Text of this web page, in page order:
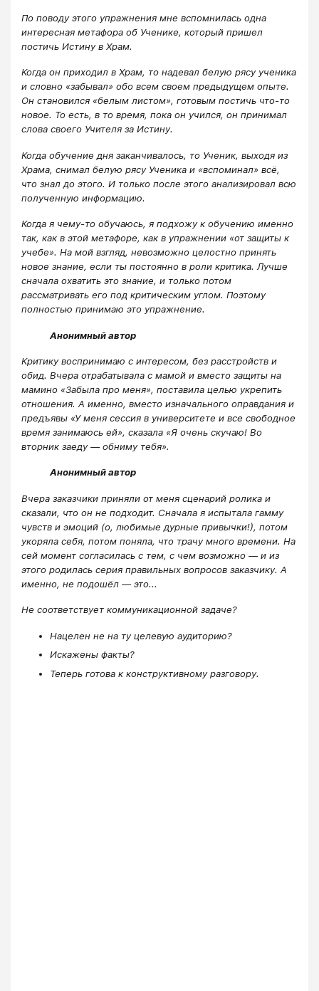
По поводу этого упражнения мне вспомнилась одна
интересная метафора об Ученике, который пришел
постичь Истину в Храм.
Когда он приходил в Храм, то надевал белую рясу ученика
и словно «забывал» обо всем своем предыдущем опыте.
Он становился «белым листом», готовым постичь что-то
новое. То есть, в то время, пока он учился, он принимал
слова своего Учителя за Истину.
Когда обучение дня заканчивалось, то Ученик, выходя из
Храма, снимал белую рясу Ученика и «вспоминал» всё,
что знал до этого. И только после этого анализировал всю
полученную информацию.
Когда я чему-то обучаюсь, я подхожу к обучению именно
так, как в этой метафоре, как в упражнении «от защиты к
учебе». На мой взгляд, невозможно целостно принять
новое знание, если ты постоянно в роли критика. Лучше
сначала охватить это знание, и только потом
рассматривать его под критическим углом. Поэтому
полностью принимаю это упражнение.
Анонимный автор
Критику воспринимаю с интересом, без расстройств и
обид. Вчера отрабатывала с мамой и вместо защиты на
мамино «Забыла про меня», поставила целью укрепить
отношения. А именно, вместо изначального оправдания и
предъявы «У меня сессия в университете и все свободное
время занимаюсь ей», сказала «Я очень скучаю! Во
вторник заеду — обниму тебя».
Анонимный автор
Вчера заказчики приняли от меня сценарий ролика и
сказали, что он не подходит. Сначала я испытала гамму
чувств и эмоций (о, любимые дурные привычки!), потом
укоряла себя, потом поняла, что трачу много времени. На
сей момент согласилась с тем, с чем возможно — и из
этого родилась серия правильных вопросов заказчику. А
именно, не подошёл — это...
Не соответствует коммуникационной задаче?
Нацелен не на ту целевую аудиторию?
Искажены факты?
Теперь готова к конструктивному разговору.